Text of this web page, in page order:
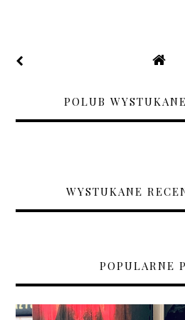
POLUB
WYSTUKANE
POPULARNE